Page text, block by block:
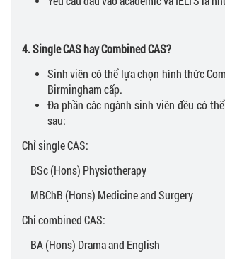
4.Single CAS hay Combined CAS?
Sinh viên có thể lựa chọn hình thức
Birmingham cấp.
Đa phần các ngành sinh viên đều có
sau:
Chỉ single CAS:
BSc (Hons) Physiotherapy
MBChB (Hons) Medicine and Surgery
Chỉ combined CAS:
BA (Hons) Drama and English